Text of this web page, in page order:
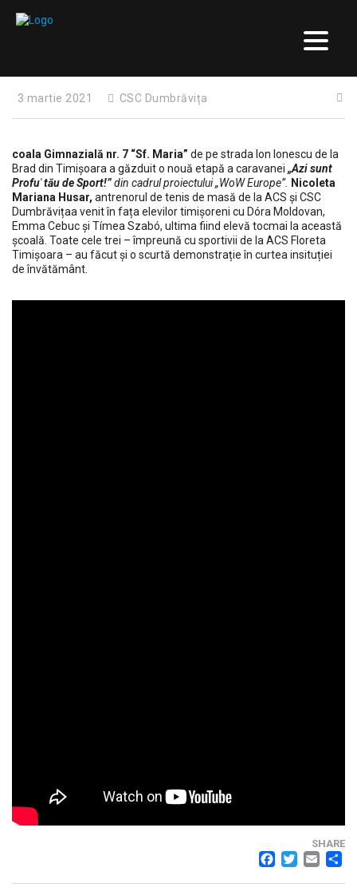
3 martie 2021 CSC Dumbrăvița
coala Gimnazială nr. 7 “Sf. Maria” de pe strada Ion Ionescu de la
Brad din Timișoara a găzduit o nouă etapă a caravanei „Azi sunt
Profu′tău de Sport!”din cadrul proiectului „WoW Europe”. Nicoleta
Mariana Husar, antrenorul de tenis de masă de la ACS și CSC
Dumbrăvițaa venit în fața elevilor timișoreni cu Dóra Moldovan,
Emma Cebuc și Tímea Szabó, ultima fiind elevă tocmai la această
școală. Toate cele trei – împreună cu sportivii de la ACS Floreta
Timișoara – au făcut și o scurtă demonstrație în curtea insituției
de învătământ.
SHARE